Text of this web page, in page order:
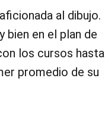
al dibujo.
bien en el plan de
los cursos hasta
promedio de su